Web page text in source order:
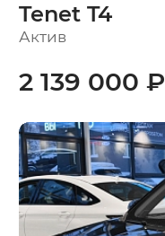
Tenet T4
Актив
2 139 000 ₽